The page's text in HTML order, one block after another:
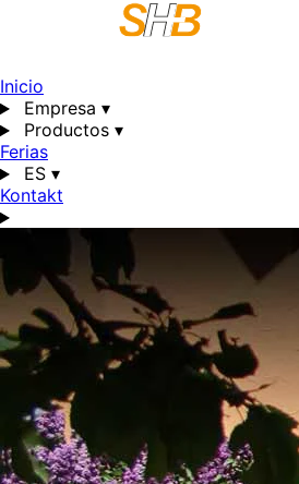
Inicio
Empresa ▾
Productos ▾
Ferias
ES ▾
Kontakt